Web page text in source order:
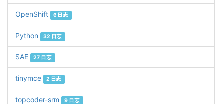
OpenShift 6 日志
Python 32 日志
SAE 27 日志
tinymce 2 日志
topcoder-srm 9 日志